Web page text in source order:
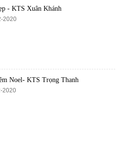
- KTS Xuân Khánh
2020
Noel- KTS Trọng Thanh
2020